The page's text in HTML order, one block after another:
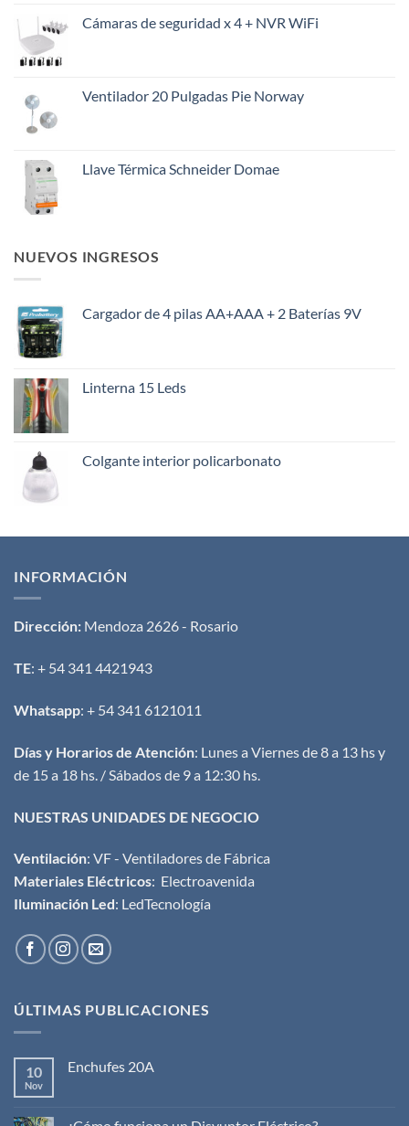
original
actual
Cámaras de seguridad x 4 + NVR WiFi
Ventilador 20 Pulgadas Pie Norway
Llave Térmica Schneider Domae
NUEVOS INGRESOS
Cargador de 4 pilas AA+AAA + 2 Baterías 9V
Linterna 15 Leds
Colgante interior policarbonato
INFORMACIÓN
Dirección: Mendoza 2626 - Rosario
TE: + 54 341 4421943
Whatsapp: + 54 341 6121011
Días y Horarios de Atención: Lunes a Viernes de 8 a 13 hs y
de 15 a 18 hs. / Sábados de 9 a 12:30 hs.
NUESTRAS UNIDADES DE NEGOCIO
Ventilación: VF - Ventiladores de Fábrica
Materiales Eléctricos: Electroavenida
Iluminación Led: LedTecnología
ÚLTIMAS PUBLICACIONES
10
Nov
Enchufes 20A
en